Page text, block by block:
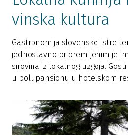
vinska kultura
Gastronomija slovenske Istre
jednostavno pripremljenim
sirovina iz lokalnog uzgoja.
u polupansionu u hotelskom